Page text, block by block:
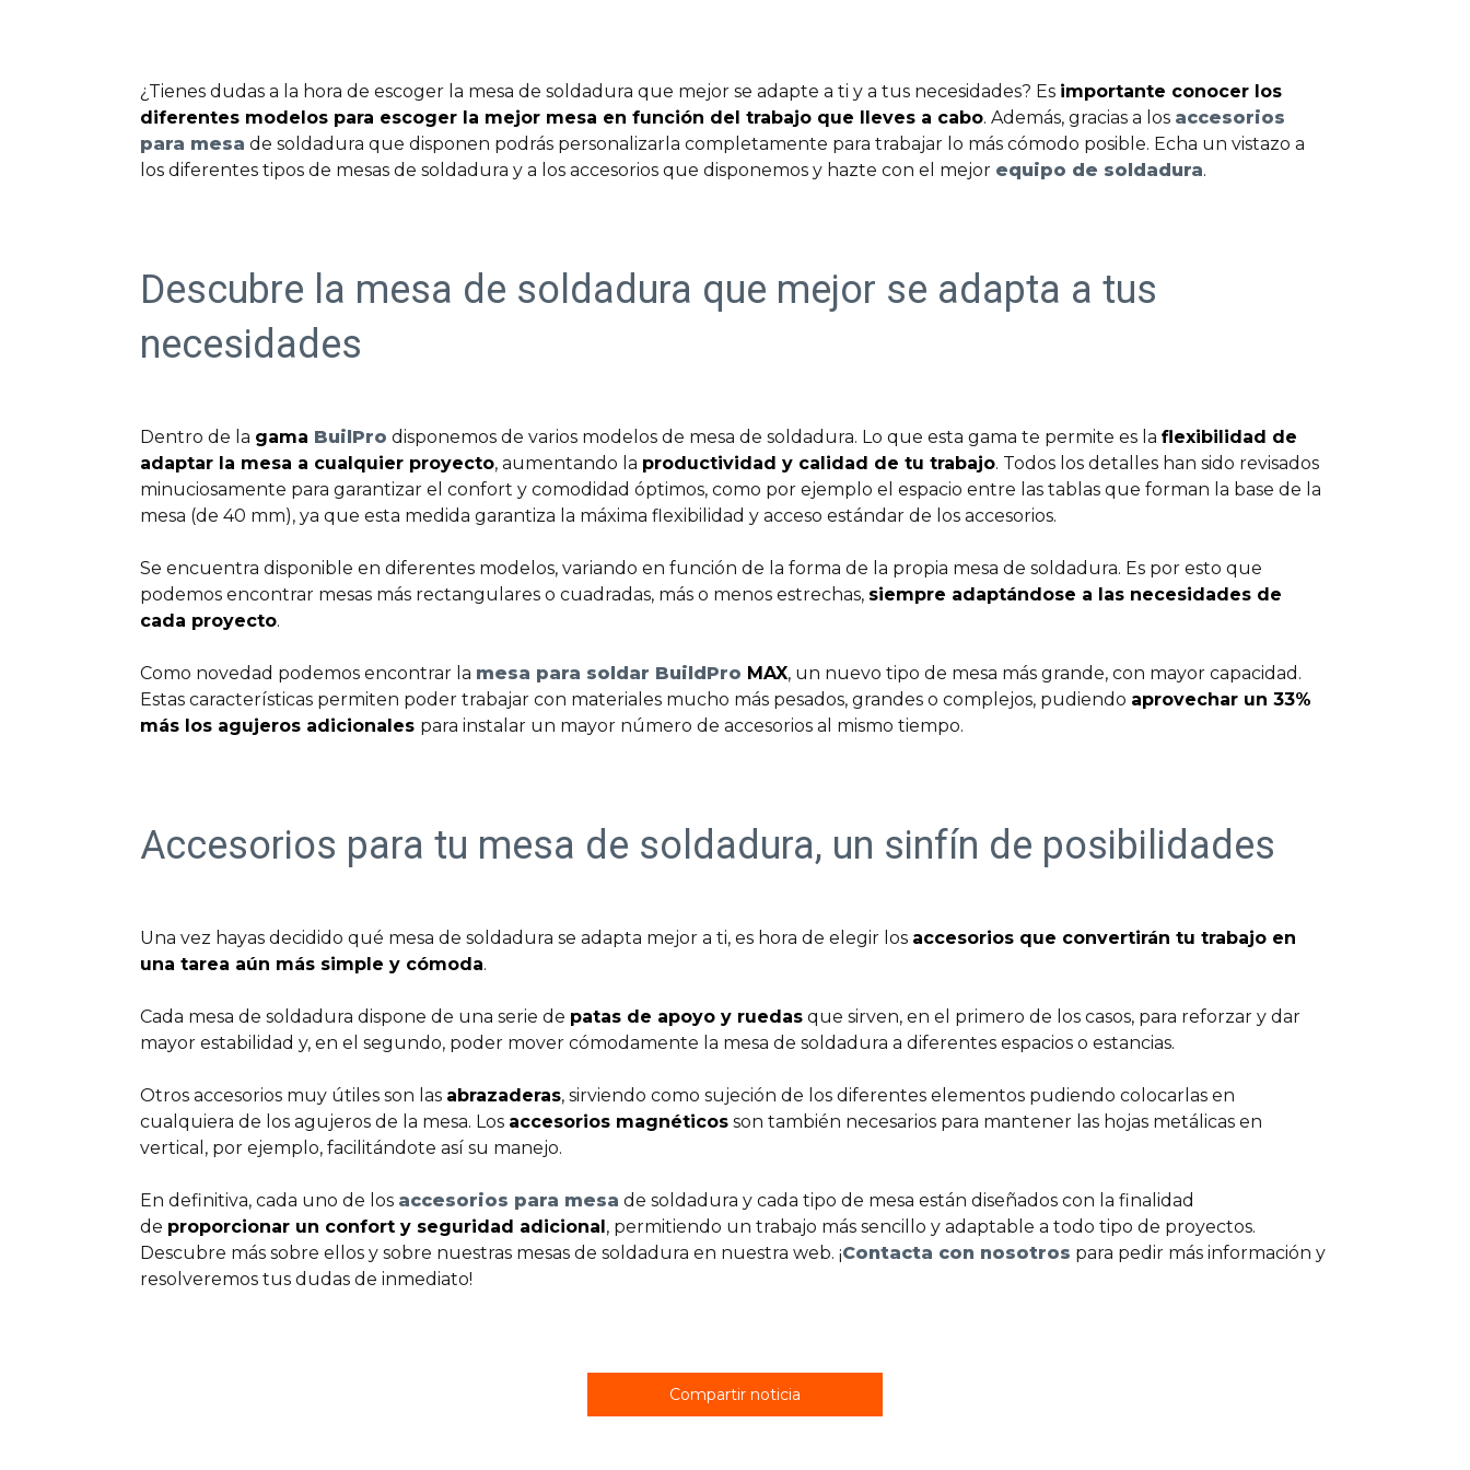
¿Tienes dudas a la hora de escoger la mesa de soldadura que mejor se adapte a ti y a tus necesidades? Es importante conocer los
diferentes modelos para escoger la mejor mesa en función del trabajo que lleves a cabo. Además, gracias a los accesorios
para mesa de soldadura que disponen podrás personalizarla completamente para trabajar lo más cómodo posible. Echa un vistazo a
los diferentes tipos de mesas de soldadura y a los accesorios que disponemos y hazte con el mejor equipo de soldadura.
Descubre la mesa de soldadura que mejor se adapta a tus
necesidades
Dentro de la gama BuilPro disponemos de varios modelos de mesa de soldadura. Lo que esta gama te permite es la flexibilidad de
adaptar la mesa a cualquier proyecto, aumentando la productividad y calidad de tu trabajo. Todos los detalles han sido revisados
minuciosamente para garantizar el confort y comodidad óptimos, como por ejemplo el espacio entre las tablas que forman la base de la
mesa (de 40 mm), ya que esta medida garantiza la máxima flexibilidad y acceso estándar de los accesorios.
Se encuentra disponible en diferentes modelos, variando en función de la forma de la propia mesa de soldadura. Es por esto que
podemos encontrar mesas más rectangulares o cuadradas, más o menos estrechas, siempre adaptándose a las necesidades de
cada proyecto.
Como novedad podemos encontrar la mesa para soldar BuildPro MAX, un nuevo tipo de mesa más grande, con mayor capacidad.
Estas características permiten poder trabajar con materiales mucho más pesados, grandes o complejos, pudiendo aprovechar un 33%
más los agujeros adicionales para instalar un mayor número de accesorios al mismo tiempo.
Accesorios para tu mesa de soldadura, un sinfín de posibilidades
Una vez hayas decidido qué mesa de soldadura se adapta mejor a ti, es hora de elegir los accesorios que convertirán tu trabajo en
una tarea aún más simple y cómoda.
Cada mesa de soldadura dispone de una serie de patas de apoyo y ruedas que sirven, en el primero de los casos, para reforzar y dar
mayor estabilidad y, en el segundo, poder mover cómodamente la mesa de soldadura a diferentes espacios o estancias.
Otros accesorios muy útiles son las abrazaderas, sirviendo como sujeción de los diferentes elementos pudiendo colocarlas en
cualquiera de los agujeros de la mesa. Los accesorios magnéticos son también necesarios para mantener las hojas metálicas en
vertical, por ejemplo, facilitándote así su manejo.
En definitiva, cada uno de los accesorios para mesa de soldadura y cada tipo de mesa están diseñados con la finalidad
de proporcionar un confort y seguridad adicional , permitiendo un trabajo más sencillo y adaptable a todo tipo de proyectos.
Descubre más sobre ellos y sobre nuestras mesas de soldadura en nuestra web. ¡Contacta con nosotros para pedir más información y
resolveremos tus dudas de inmediato!
Compartir noticia